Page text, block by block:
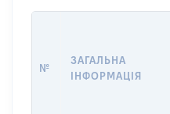
№
ЗАГАЛЬНА
ІНФОРМАЦІЯ